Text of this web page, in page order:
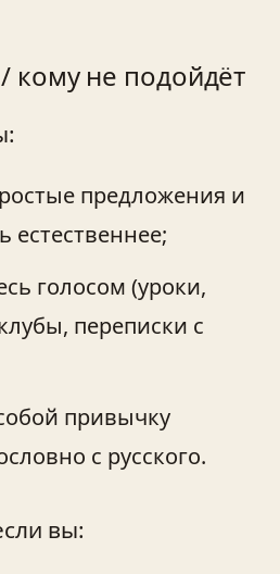
кому не подойдёт
предложения и
естественнее;
голосом (уроки,
переписки с
привычку
с русского.
вы: